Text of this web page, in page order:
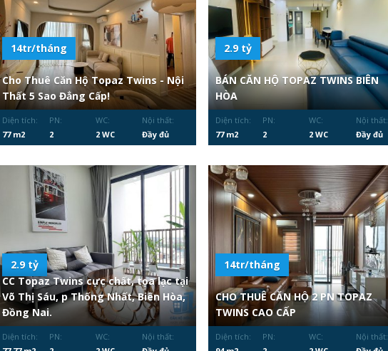
14tr/tháng
Cho Thuê Căn Hộ Topaz Twins - Nội
Thất 5 Sao Đẳng Cấp!
Diện tích:
77 m2
PN:
2
WC:
2 WC
Nội thất:
Đầy đủ
2.9 tỷ
BÁN CĂN HỘ TOPAZ TWINS BIÊN
HÒA
Diện tích:
77 m2
PN:
2
WC:
2 WC
Nội thất:
Đầy đủ
2.9 tỷ
CC Topaz Twins cực chất, tọa lạc tại
Võ Thị Sáu, p Thống Nhất, Biên Hòa,
Đồng Nai.
Diện tích:
PN:
WC:
Nội thất:
14tr/tháng
CHO THUÊ CĂN HỘ 2 PN TOPAZ
TWINS CAO CẤP
Diện tích:
PN:
WC:
Nội thất: